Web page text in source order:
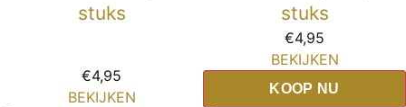
stuks
€4,95
BEKIJKEN
stuks
€4,95
BEKIJKEN
KOOP NU